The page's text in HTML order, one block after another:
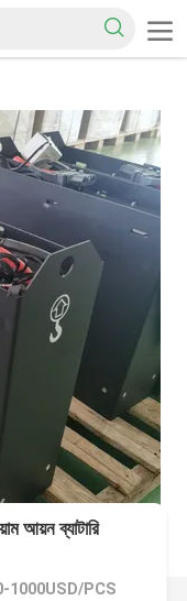
আয়ন ব্যাটারি
1000USD/PCS